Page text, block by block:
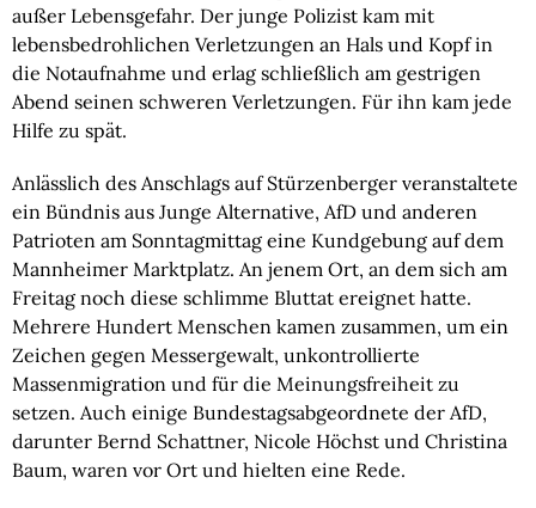
außer Lebensgefahr. Der junge Polizist kam mit
lebensbedrohlichen Verletzungen an Hals und Kopf in
die Notaufnahme und erlag schließlich am gestrigen
Abend seinen schweren Verletzungen. Für ihn kam jede
Hilfe zu spät.
Anlässlich des Anschlags auf Stürzenberger veranstaltete
ein Bündnis aus Junge Alternative, AfD und anderen
Patrioten am Sonntagmittag eine Kundgebung auf dem
Mannheimer Marktplatz. An jenem Ort, an dem sich am
Freitag noch diese schlimme Bluttat ereignet hatte.
Mehrere Hundert Menschen kamen zusammen, um ein
Zeichen gegen Messergewalt, unkontrollierte
Massenmigration und für die Meinungsfreiheit zu
setzen. Auch einige Bundestagsabgeordnete der AfD,
darunter Bernd Schattner, Nicole Höchst und Christina
Baum, waren vor Ort und hielten eine Rede.